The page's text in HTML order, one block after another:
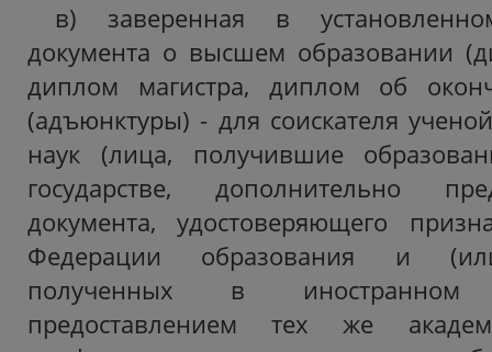
в) заверенная в
документа о высшем образовании
диплом магистра, диплом об
(адъюнктуры) - для соискателя
наук (лица, получившие
государстве, дополнительно
документа, удостоверяющего
Федерации образования и
полученных в иностранном
предоставлением тех же